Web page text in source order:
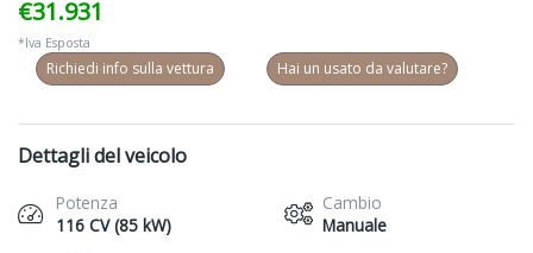
€31.931
*Iva Esposta
Richiedi info sulla vettura Hai un usato da valutare?
Dettagli del veicolo
Potenza
116 CV (85 kW)
Cambio
Manuale